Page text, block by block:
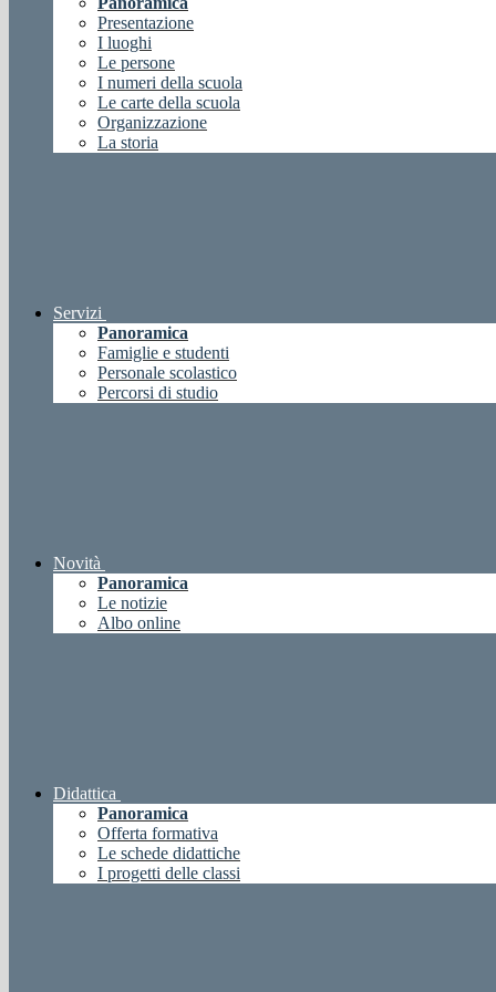
Presentazione
I luoghi
Le persone
I numeri della scuola
Le carte della scuola
Organizzazione
La storia
Servizi
Panoramica
Famiglie e studenti
Personale scolastico
Percorsi di studio
Novità
Panoramica
Le notizie
Albo online
Didattica
Panoramica
Offerta formativa
Le schede didattiche
I progetti delle classi